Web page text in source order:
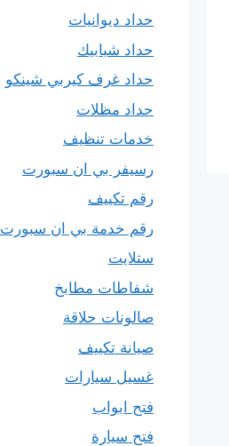
حداد ديوانيات
حداد شبابيك
حداد غرف كيربي شينكو
حداد مظلات
خدمات تنظيف
رسيفر بي ان سبورت
رقم تكييف
رقم خدمة بي ان سبورت
ستلايت
شفاطات مطابخ
صالونات حلاقة
صيانة تكييف
غسيل سيارات
فتح ابواب
فتح سيارة